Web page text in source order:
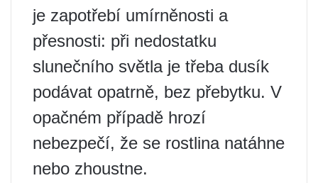
je zapotřebí umírněnosti a
přesnosti: při nedostatku
slunečního světla je třeba dusík
podávat opatrně, bez přebytku. V
opačném případě hrozí
nebezpečí, že se rostlina natáhne
nebo zhoustne.